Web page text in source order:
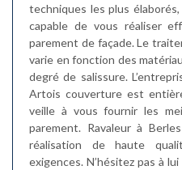
techniques les plus
capable de vous réaliser
parement de façade. Le
varie en fonction des
degré de salissure.
Artois couverture est
veille à vous fournir les
parement. Ravaleur à
réalisation de haute
exigences. N’hésitez pas à